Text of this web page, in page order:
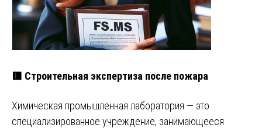
🟥 Строительная экспертиза после пожара
Химическая промышленная лаборатория — это
специализированное учреждение, занимающееся